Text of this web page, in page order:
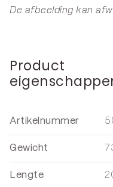
De afbeelding kan
Product
Artikelnummer
Gewicht
Lengte